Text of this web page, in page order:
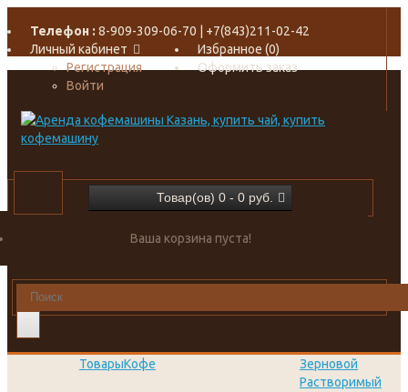
Телефон : 8-909-309-06-70 | +7(843)211-02-42
Личный кабинет
Регистрация
Войти
Избранное (0)
Оформить заказ
Товар(ов) 0 - 0 руб.
Ваша корзина пуста!
ТоварыКофе
Зерновой
Растворимый